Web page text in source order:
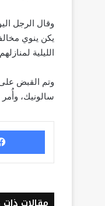
وقال الرجل
يكن ينوي
الليلية
سالونيك،